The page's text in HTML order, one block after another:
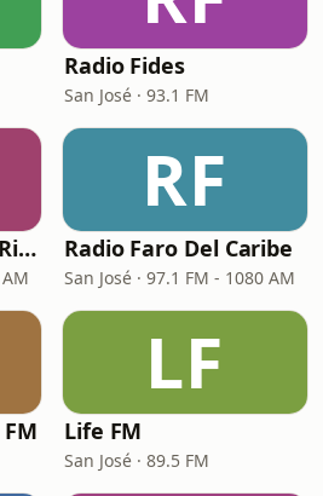
Radio Fides
San José · 93.1 FM
Radio María Costa Rica
RF
Radio Faro Del Caribe
San José · 97.1 FM - 1080 AM
LF
Life FM
San José · 89.5 FM